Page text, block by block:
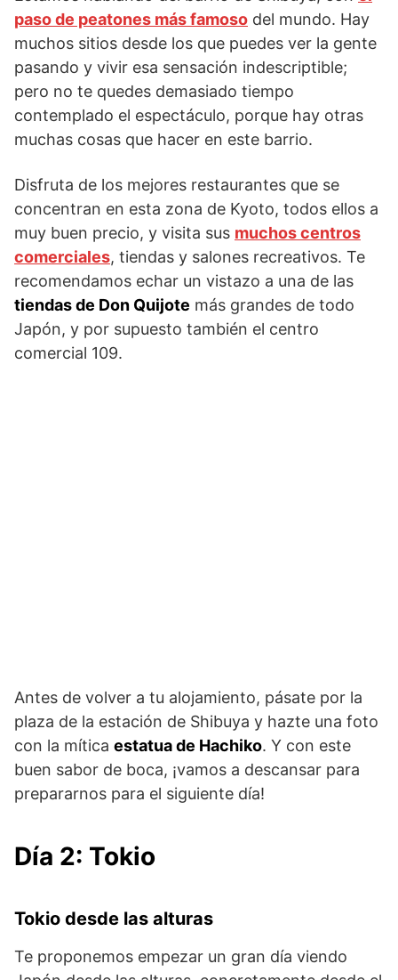
paso de peatones más famoso del mundo. Hay
muchos sitios desde los que puedes ver la gente
pasando y vivir esa sensación indescriptible;
pero no te quedes demasiado tiempo
contemplado el espectáculo, porque hay otras
muchas cosas que hacer en este barrio.
Disfruta de los mejores restaurantes que se
concentran en esta zona de Kyoto, todos ellos a
muy buen precio, y visita sus muchos centros
comerciales, tiendas y salones recreativos. Te
recomendamos echar un vistazo a una de las
tiendas de Don Quijote más grandes de todo
Japón, y por supuesto también el centro
comercial 109.
Antes de volver a tu alojamiento, pásate por la
plaza de la estación de Shibuya y hazte una foto
con la mítica estatua de Hachiko. Y con este
buen sabor de boca, ¡vamos a descansar para
prepararnos para el siguiente día!
Día 2: Tokio
Tokio desde las alturas
Te proponemos empezar un gran día viendo